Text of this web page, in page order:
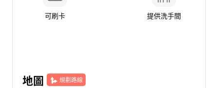
可刷卡 提供洗手間
地圖 規劃路線